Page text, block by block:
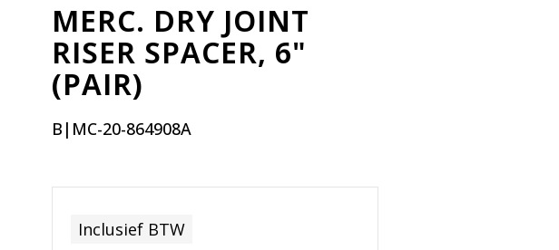
MERC. DRY JOINT
RISER SPACER, 6"
(PAIR)
B|MC-20-864908A
Inclusief BTW